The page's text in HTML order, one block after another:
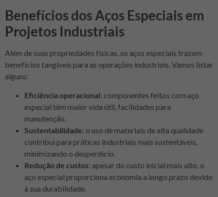
Benefícios dos Aços Especiais em
Projetos Industriais
Além de suas propriedades físicas, os aços especiais trazem
benefícios tangíveis para as operações industriais. Vamos listar
alguns:
Eficiência operacional: componentes feitos com aço
especial têm maior vida útil, facilidades para
manutenção.
Sustentabilidade: o uso de materiais de alta qualidade
contribui para práticas industriais mais sustentáveis,
minimizando o desperdício.
Redução de custos: apesar do custo inicial mais alto, o
aço especial proporciona economia a longo prazo devido
à sua durabilidade.